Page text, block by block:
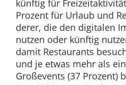
künftig für
Prozent für Urlaub und
derer, die den digitalen
nutzen oder künftig
damit Restaurants
und je etwas mehr als
Großevents (37 Prozent)